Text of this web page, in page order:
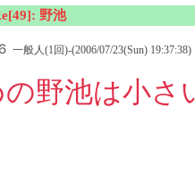
野池
一般人(1回)-(2006/07/23(Sun) 19:37:38)
野池は小さ